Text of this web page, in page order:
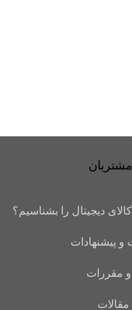
دیجیتال را بشناسیم؟
و پیشنهادات
و مقررات
مقالات